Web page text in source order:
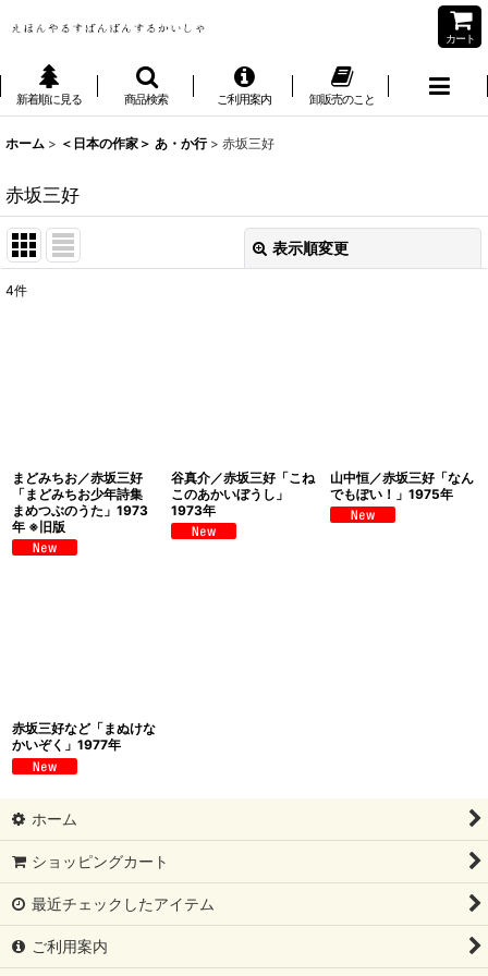
カート
新着順に見る 商品検索 ご利用案内 卸販売のこと
ホーム > ＜日本の作家＞ あ・か行 > 赤坂三好
赤坂三好
表示順変更
4件
まどみちお／赤坂三好
「まどみちお少年詩集
まめつぶのうた」1973
年 ※旧版
谷真介／赤坂三好「こね
このあかいぼうし」
1973年
山中恒／赤坂三好「なん
でもぽい！」1975年
赤坂三好など「まぬけな
かいぞく」1977年
ホーム
ショッピングカート
最近チェックしたアイテム
ご利用案内